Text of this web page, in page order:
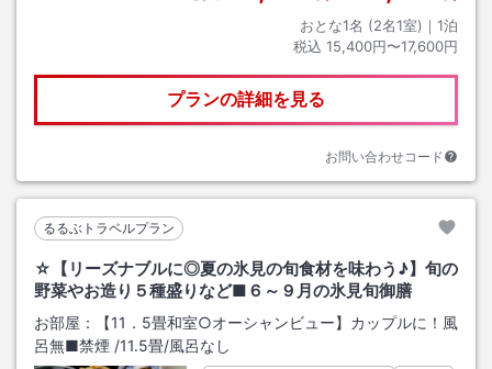
おとな1名 (2名1室)｜ 1泊
税込 15,400円〜17,600円
プランの詳細を見る
お問い合わせコード
るるぶトラベルプラン
☆【リーズナブルに◎夏の氷見の旬食材を味わう♪】旬の
野菜やお造り５種盛りなど■６～９月の氷見旬御膳
お部屋：
【11．5畳和室○オーシャンビュー】カップルに！風
呂無■禁煙 /11.5畳/風呂なし